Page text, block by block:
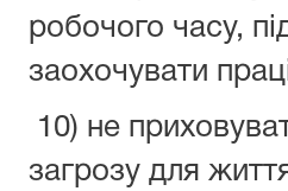
робочого часу,
заохочувати
10) не
загрозу для